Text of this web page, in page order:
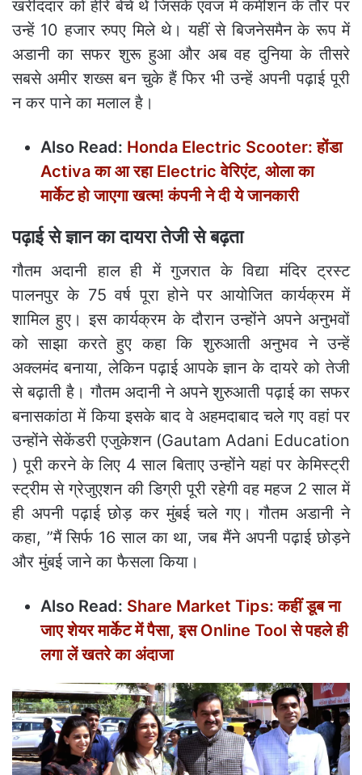
खरीददार को हीरे बेचे थे जिसके एवज में कमीशन के तौर पर
उन्हें 10 हजार रुपए मिले थे। यहीं से बिजनेसमैन के रूप में
अडानी का सफर शुरू हुआ और अब वह दुनिया के तीसरे
सबसे अमीर शख्स बन चुके हैं फिर भी उन्हें अपनी पढ़ाई पूरी
न कर पाने का मलाल है।
Also Read: Honda Electric Scooter: होंडा
Activa का आ रहा Electric वेरिएंट, ओला का
मार्केट हो जाएगा खत्‍म! कंपनी ने दी ये जानकारी
पढ़ाई से ज्ञान का दायरा तेजी से बढ़ता
गौतम अदानी हाल ही में गुजरात के विद्या मंदिर ट्रस्ट
पालनपुर के 75 वर्ष पूरा होने पर आयोजित कार्यक्रम में
शामिल हुए। इस कार्यक्रम के दौरान उन्होंने अपने अनुभवों
को साझा करते हुए कहा कि शुरुआती अनुभव ने उन्हें
अक्लमंद बनाया, लेकिन पढ़ाई आपके ज्ञान के दायरे को तेजी
से बढ़ाती है। गौतम अदानी ने अपने शुरुआती पढ़ाई का सफर
बनासकांठा में किया इसके बाद वे अहमदाबाद चले गए वहां पर
उन्होंने सेकेंडरी एजुकेशन (Gautam Adani Education
) पूरी करने के लिए 4 साल बिताए उन्होंने यहां पर केमिस्ट्री
स्ट्रीम से ग्रेजुएशन की डिग्री पूरी रहेगी वह महज 2 साल में
ही अपनी पढ़ाई छोड़ कर मुंबई चले गए। गौतम अडानी ने
कहा, ”मैं सिर्फ 16 साल का था, जब मैंने अपनी पढ़ाई छोड़ने
और मुंबई जाने का फैसला किया।
Also Read: Share Market Tips: कहीं डूब ना
जाए शेयर मार्केट में पैसा, इस Online Tool से पहले ही
लगा लें खतरे का अंदाजा